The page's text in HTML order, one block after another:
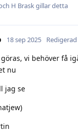
H Braskgillar detta
18 sep 2025 Redigerad
vi behöver få
nu
jag se